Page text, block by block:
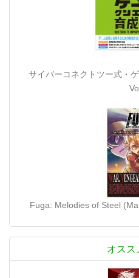
サイバーコネクトツー式・
Fuga: Melodies of Steel
オスス